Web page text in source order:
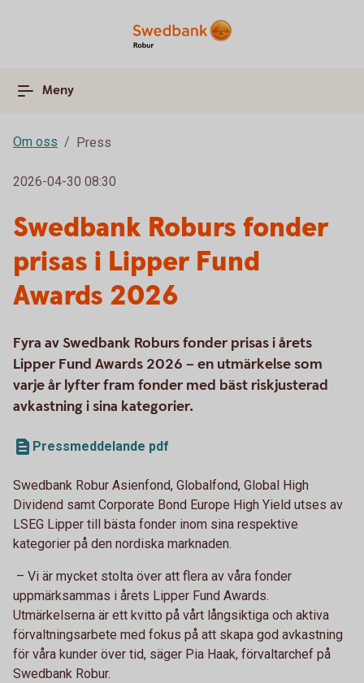
Meny
Om oss Press
2026-04-30 08:30
Swedbank Roburs fonder
prisas i Lipper Fund
Awards 2026
Fyra av Swedbank Roburs fonder prisas i årets
Lipper Fund Awards 2026 – en utmärkelse som
varje år lyfter fram fonder med bäst riskjusterad
avkastning i sina kategorier.
Pressmeddelande pdf
Swedbank Robur Asienfond, Globalfond, Global High
Dividend samt Corporate Bond Europe High Yield utses av
LSEG Lipper till bästa fonder inom sina respektive
kategorier på den nordiska marknaden.
– Vi är mycket stolta över att flera av våra fonder
uppmärksammas i årets Lipper Fund Awards.
Utmärkelserna är ett kvitto på vårt långsiktiga och aktiva
förvaltningsarbete med fokus på att skapa god avkastning
för våra kunder över tid, säger Pia Haak, förvaltarchef på
Swedbank Robur.